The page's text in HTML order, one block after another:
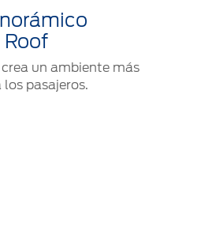
un ambiente más
pasajeros.